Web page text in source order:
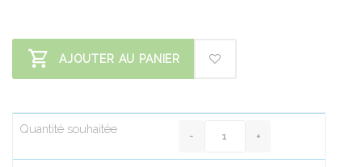
AJOUTER AU PANIER
Quantité souhaitée